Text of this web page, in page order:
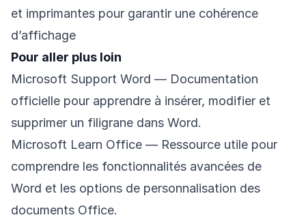
et imprimantes pour garantir une cohérence
d’affichage
Pour aller plus loin
Microsoft Support Word — Documentation
officielle pour apprendre à insérer, modifier et
supprimer un filigrane dans Word.
Microsoft Learn Office — Ressource utile pour
comprendre les fonctionnalités avancées de
Word et les options de personnalisation des
documents Office.